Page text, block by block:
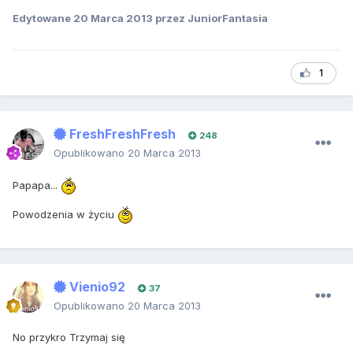
Edytowane 20 Marca 2013 przez JuniorFantasia
1
FreshFreshFresh 248
Opublikowano 20 Marca 2013
Papapa...
Powodzenia w życiu
Vienio92 37
Opublikowano 20 Marca 2013
No przykro Trzymaj się